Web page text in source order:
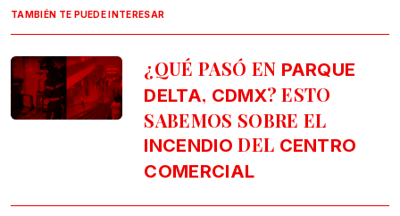
TAMBIÉN TE PUEDE INTERESAR
¿QUÉ PASÓ EN PARQUE
DELTA, CDMX? ESTO
SABEMOS SOBRE EL
INCENDIO DEL CENTRO
COMERCIAL